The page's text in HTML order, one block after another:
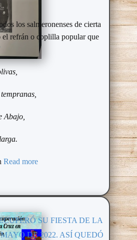
los salmeronenses de cierta
el refrán o coplilla popular que
Abajo,
Read more
SU FIESTA DE LA
DE 2022. ASÍ QUEDÓ